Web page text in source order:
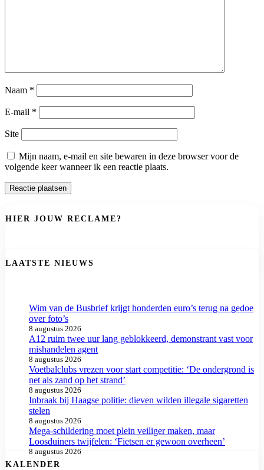
Naam *
E-mail *
Site
Mijn naam, e-mail en site bewaren in deze browser voor de
volgende keer wanneer ik een reactie plaats.
HIER JOUW RECLAME?
LAATSTE NIEUWS
Wim van de Busbrief krijgt honderden euro’s terug na gedoe
over foto’s
8 augustus 2026
A12 ruim twee uur lang geblokkeerd, demonstrant vast voor
mishandelen agent
8 augustus 2026
Voetbalclubs vrezen voor start competitie: ‘De ondergrond is
net als zand op het strand’
8 augustus 2026
Inbraak bij Haagse politie: dieven wilden illegale sigaretten
stelen
8 augustus 2026
Mega-schildering moet plein veiliger maken, maar
Loosduiners twijfelen: ‘Fietsen er gewoon overheen’
8 augustus 2026
KALENDER